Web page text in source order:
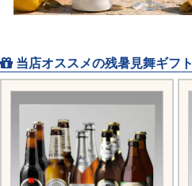
当店オススメの残暑見舞ギフト